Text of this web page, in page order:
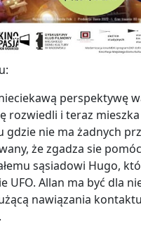
perspektywę
rozwiedli i teraz
gdzie nie ma żadnych
że zgadza sie
sąsiadowi Hugo,
UFO. Allan ma być dla
nawiązania